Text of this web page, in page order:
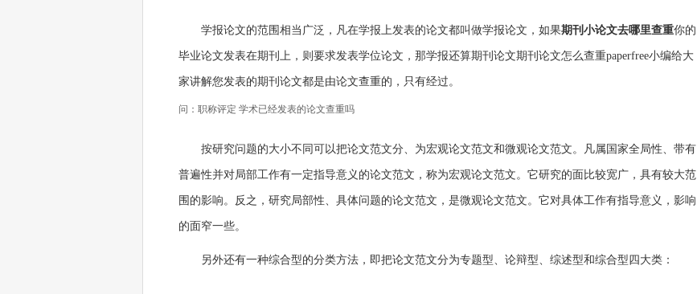
学报论文的范围相当广泛，凡在学报上发表的论文都叫做学报论文，如果期刊小论文去哪里查重你的
毕业论文发表在期刊上，则要求发表学位论文，那学报还算期刊论文期刊论文怎么查重paperfree小编给大
家讲解您发表的期刊论文都是由论文查重的，只有经过。
问：职称评定 学术已经发表的论文查重吗
按研究问题的大小不同可以把论文范文分、为宏观论文范文和微观论文范文。凡属国家全局性、带有
普遍性并对局部工作有一定指导意义的论文范文，称为宏观论文范文。它研究的面比较宽广，具有较大范
围的影响。反之，研究局部性、具体问题的论文范文，是微观论文范文。它对具体工作有指导意义，影响
的面窄一些。
另外还有一种综合型的分类方法，即把论文范文分为专题型、论辩型、综述型和综合型四大类：